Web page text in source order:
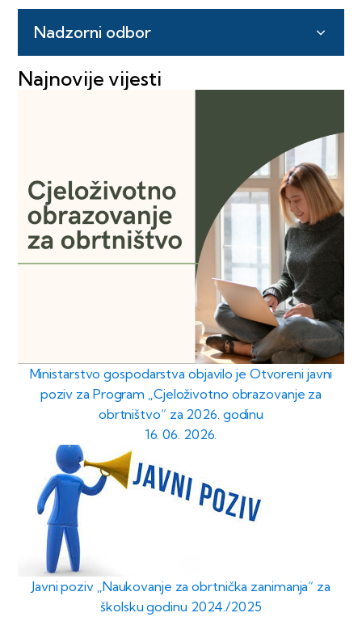
Nadzorni odbor
Najnovije vijesti
Ministarstvo gospodarstva objavilo je Otvoreni javni
poziv za Program „Cjeloživotno obrazovanje za
obrtništvo“ za 2026. godinu
16. 06. 2026.
Javni poziv „Naukovanje za obrtnička zanimanja“ za
školsku godinu 2024./2025